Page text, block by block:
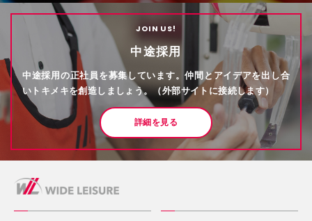
JOIN US!
中途採用
中途採用の正社員を募集しています。仲間とアイデアを出し合
いトキメキを創造しましょう。（外部サイトに接続します）
詳細を見る